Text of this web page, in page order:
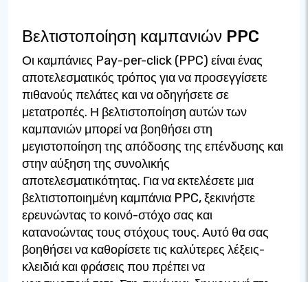
Βελτιστοποίηση καμπανιών PPC
Οι καμπάνιες Pay-per-click (PPC) είναι ένας
αποτελεσματικός τρόπος για να προσεγγίσετε
πιθανούς πελάτες και να οδηγήσετε σε
μετατροπές. Η βελτιστοποίηση αυτών των
καμπανιών μπορεί να βοηθήσει στη
μεγιστοποίηση της απόδοσης της επένδυσης και
στην αύξηση της συνολικής
αποτελεσματικότητας. Για να εκτελέσετε μια
βελτιστοποιημένη καμπάνια PPC, ξεκινήστε
ερευνώντας το κοινό-στόχο σας και
κατανοώντας τους στόχους τους. Αυτό θα σας
βοηθήσει να καθορίσετε τις καλύτερες λέξεις-
κλειδιά και φράσεις που πρέπει να